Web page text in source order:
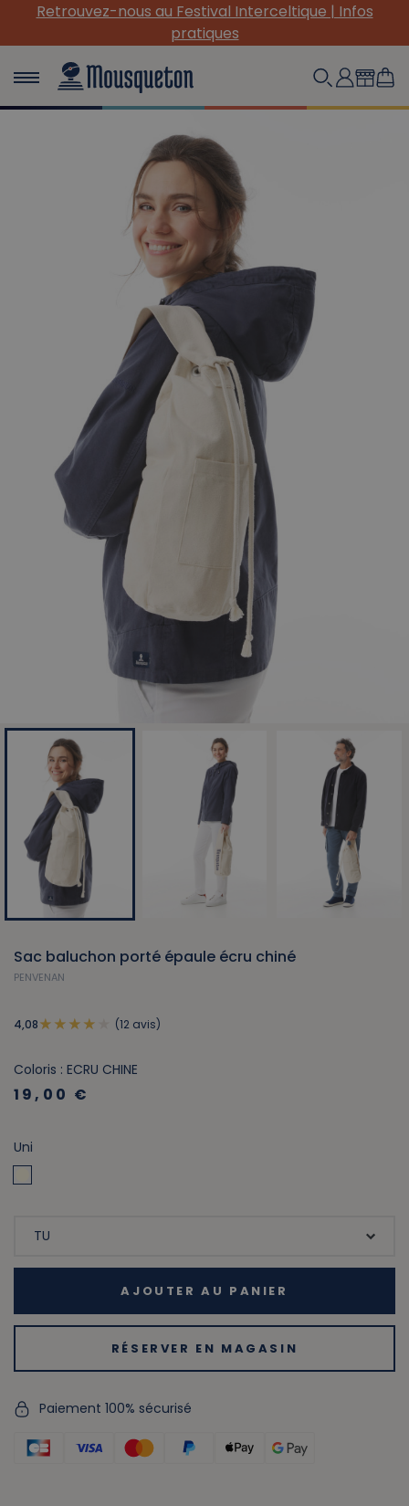
Retrouvez-nous au Festival Interceltique | Infos
pratiques
Sac baluchon porté épaule écru chiné
PENVENAN
4,08 (12 avis)
Coloris : ECRU CHINE
19,00 €
Uni
AJOUTER AU PANIER
RÉSERVER EN MAGASIN
Paiement 100% sécurisé